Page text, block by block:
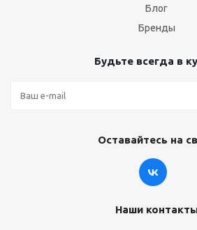
Блог
Бренды
Будьте всегда в
Оставайтесь на
Наши